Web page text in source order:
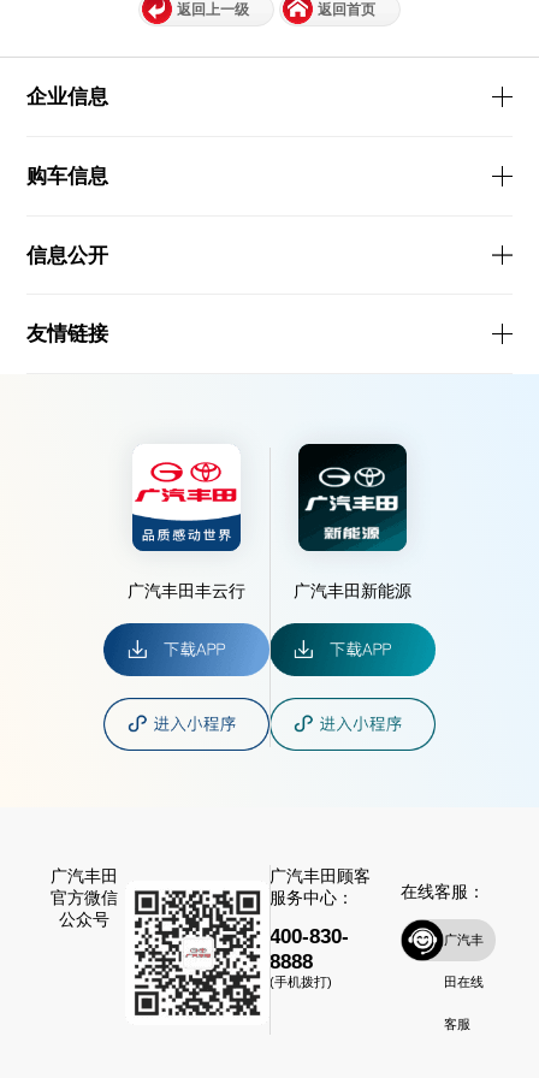
返回上一级 返回首页
企业信息
购车信息
信息公开
友情链接
广汽丰田丰云行 广汽丰田新能源
广汽丰田
官方微信
公众号
广汽丰田顾客
服务中心：
400-830-
8888
(手机拨打)
在线客服：
广汽丰
田在线
客服